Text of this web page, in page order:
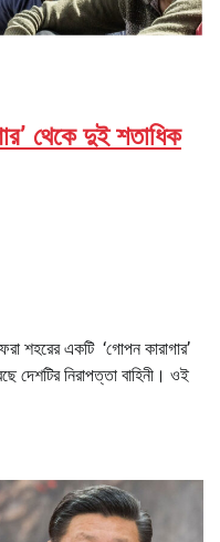
থেকে দুই শতাধিক
শহরের একটি ‘গোপন কারাগার’
দেশটির নিরাপত্তা বাহিনী। ওই